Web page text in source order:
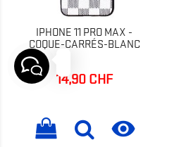
IPHONE 11 PRO MAX -
COQUE-CARRÉS-BLANC
Prix
14,90 CHF
